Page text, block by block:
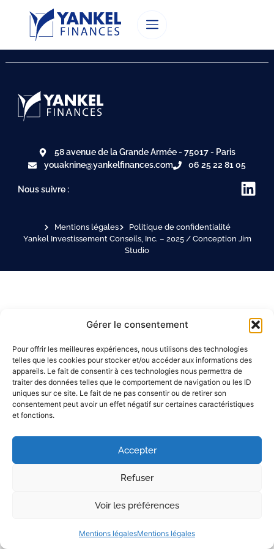
Gérer le consentement
Pour offrir les meilleures expériences, nous utilisons des technologies
telles que les cookies pour stocker et/ou accéder aux informations des
appareils. Le fait de consentir à ces technologies nous permettra de
traiter des données telles que le comportement de navigation ou les ID
uniques sur ce site. Le fait de ne pas consentir ou de retirer son
consentement peut avoir un effet négatif sur certaines caractéristiques
et fonctions.
Accepter
Refuser
Voir les préférences
Mentions légalesMentions légales
Nous suivre :
58 avenue de la Grande Armée - 75017 - Paris
youaknine@yankelfinances.com
06 25 22 81 05
Mentions légales
Politique de confidentialité
Yankel Investissement Conseils, Inc. – 2025 / Conception Jim
Studio